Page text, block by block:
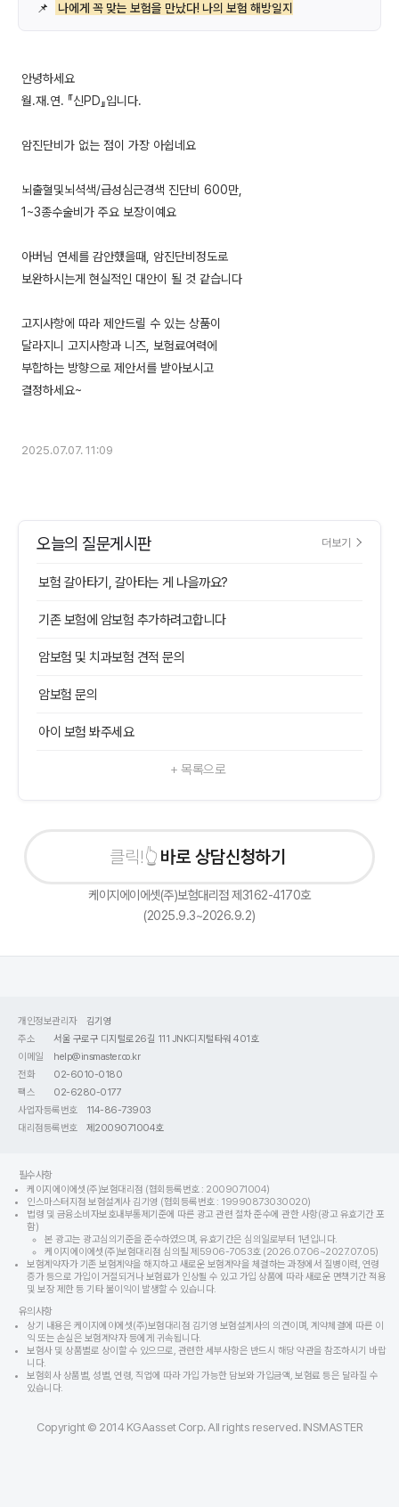
📌 나에게 꼭 맞는 보험을 만났다! 나의 보험 해방일지
안녕하세요
월.재.연. 『신PD』입니다.
암진단비가 없는 점이 가장 아쉽네요
뇌출혈및뇌셕색/급성심근경색 진단비 600만,
1~3종수술비가 주요 보장이예요
아버님 연세를 감안했을때, 암진단비정도로
보완하시는게 현실적인 대안이 될 것 같습니다
고지사항에 따라 제안드릴 수 있는 상품이
달라지니 고지사항과 니즈, 보험료여력에
부합하는 방향으로 제안서를 받아보시고
결정하세요~
2025.07.07. 11:09
오늘의 질문게시판 더보기
보험 갈아타기, 갈아타는 게 나을까요?
기존 보험에 암보험 추가하려고합니다
암보험 및 치과보험 견적 문의
암보험 문의
아이 보험 봐주세요
+ 목록으로
바로 상담신청하기
케이지에이에셋(주)보험대리점 제3162-4170호
(2025.9.3~2026.9.2)
개인정보관리자
김기영
주소
서울 구로구 디지털로26길 111 JNK디지털타워 401호
이메일
help@insmaster.co.kr
전화
02-6010-0180
팩스
02-6280-0177
사업자등록번호
114-86-73903
대리점등록번호
제2009071004호
필수사항
케이지에이에셋(주)보험대리점 (협회등록번호 : 2009071004)
인스마스터지점 보험설계사 김기영 (협회등록번호 : 19990873030020)
법령 및 금융소비자보호내부통제기준에 따른 광고 관련 절차 준수에 관한 사항(광고 유효기간 포
함)
본 광고는 광고심의기준을 준수하였으며, 유효기간은 심의일로부터 1년입니다.
케이지에이에셋(주)보험대리점 심의필 제5906-7053호 (2026.07.06~2027.07.05)
보험계약자가 기존 보험계약을 해지하고 새로운 보험계약을 체결하는 과정에서 질병이력, 연령
증가 등으로 가입이 거절되거나 보험료가 인상될 수 있고 가입 상품에 따라 새로운 면책기간 적용
및 보장 제한 등 기타 불이익이 발생할 수 있습니다.
유의사항
상기 내용은 케이지에이에셋(주)보험대리점 김기영 보험설계사의 의견이며, 계약체결에 따른 이
익 또는 손실은 보험계약자 등에게 귀속됩니다.
보험사 및 상품별로 상이할 수 있으므로, 관련한 세부사항은 반드시 해당 약관을 참조하시기 바랍
니다.
보험회사 상품별, 성별, 연령, 직업에 따라 가입 가능한 담보와 가입금액, 보험료 등은 달라질 수
있습니다.
Copyright © 2014 KGAasset Corp. All rights reserved. INSMASTER